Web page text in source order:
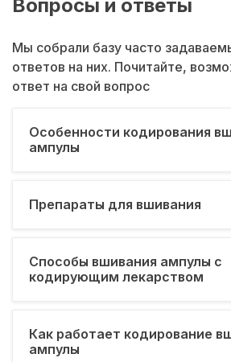
Вопросы и ответы
Мы собрали базу часто
ответов на них. Почитайте,
ответ на свой вопрос
Особенности кодирования
ампулы
Препараты для вшивания
Способы вшивания ампулы с
кодирующим лекарством
Как работает кодирование
ампулы